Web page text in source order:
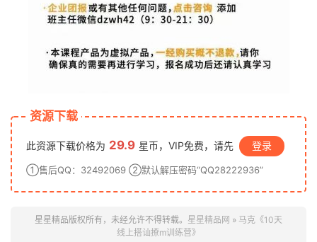
资源下载
此资源下载价格为 29.9 星币，VIP免费，请先 登录
①售后QQ：32492069 ②默认解压密码“QQ28222936”
星星精品版权所有，未经允许不得转载。 星星精品网 » 马克《10天
线上搭讪撩m训练营》